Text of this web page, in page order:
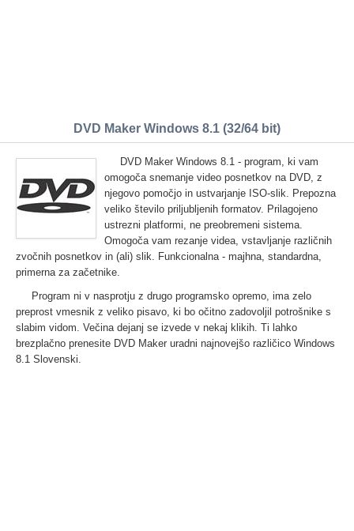
DVD Maker Windows 8.1 (32/64 bit)
DVD Maker Windows 8.1 - program, ki vam
omogoča snemanje video posnetkov na DVD, z
njegovo pomočjo in ustvarjanje ISO-slik. Prepozna
veliko število priljubljenih formatov. Prilagojeno
ustrezni platformi, ne preobremeni sistema.
Omogoča vam rezanje videa, vstavljanje različnih
zvočnih posnetkov in (ali) slik. Funkcionalna - majhna, standardna,
primerna za začetnike.
Program ni v nasprotju z drugo programsko opremo, ima zelo
preprost vmesnik z veliko pisavo, ki bo očitno zadovoljil potrošnike s
slabim vidom. Večina dejanj se izvede v nekaj klikih. Ti lahko
brezplačno prenesite DVD Maker uradni najnovejšo različico Windows
8.1 Slovenski.